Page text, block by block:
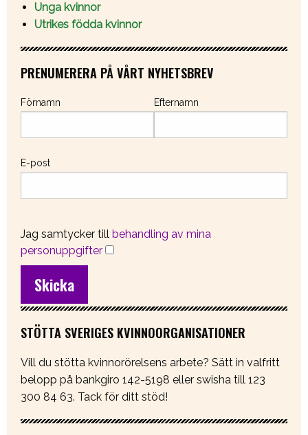
Unga kvinnor
Utrikes födda kvinnor
PRENUMERERA PÅ VÅRT NYHETSBREV
Förnamn Efternamn
E-post
Jag samtycker till behandling av mina
personuppgifter
STÖTTA SVERIGES KVINNOORGANISATIONER
Vill du stötta kvinnorörelsens arbete? Sätt in valfritt
belopp på bankgiro 142-5198 eller swisha till 123
300 84 63. Tack för ditt stöd!